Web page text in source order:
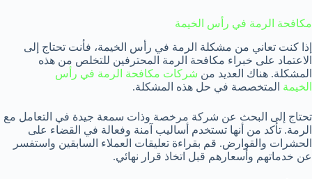
مكافحة الرمة في رأس الخيمة
إذا كنت تعاني من مشكلة الرمة في رأس الخيمة، فأنت تحتاج إلى
الاعتماد على خبراء مكافحة الرمة المحترفين للتخلص من هذه
المشكلة. هناك العديد من شركات مكافحة الرمة في رأس
الخيمة المتخصصة في حل هذه المشكلة.
تحتاج إلى البحث عن شركة مرخصة وذات سمعة جيدة في التعامل مع
الرمة. تأكد من أنها تستخدم أساليب آمنة وفعالة في القضاء على
الحشرات والقوارض. قم بقراءة تعليقات العملاء السابقين واستفسر
عن خدماتهم وأسعارهم قبل اتخاذ قرار نهائي.